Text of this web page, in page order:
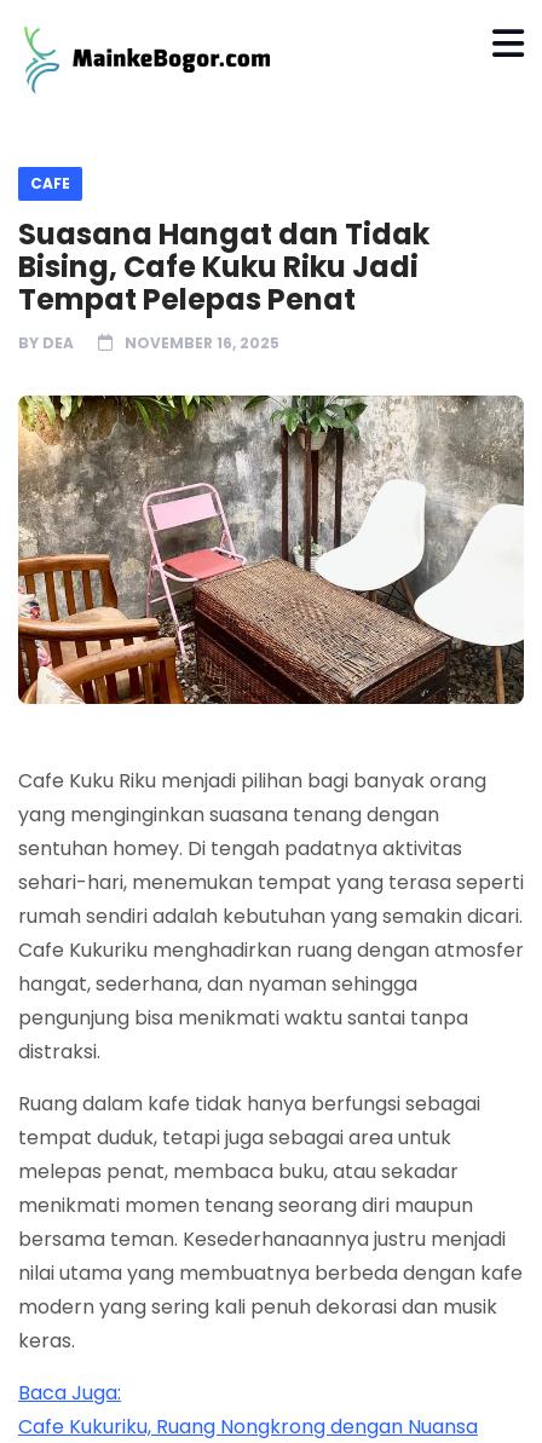
CAFE
Suasana Hangat dan Tidak
Bising, Cafe Kuku Riku Jadi
Tempat Pelepas Penat
BY DEA NOVEMBER 16, 2025
Cafe Kuku Riku menjadi pilihan bagi banyak orang
yang menginginkan suasana tenang dengan
sentuhan homey. Di tengah padatnya aktivitas
sehari-hari, menemukan tempat yang terasa seperti
rumah sendiri adalah kebutuhan yang semakin dicari.
Cafe Kukuriku menghadirkan ruang dengan atmosfer
hangat, sederhana, dan nyaman sehingga
pengunjung bisa menikmati waktu santai tanpa
distraksi.
Ruang dalam kafe tidak hanya berfungsi sebagai
tempat duduk, tetapi juga sebagai area untuk
melepas penat, membaca buku, atau sekadar
menikmati momen tenang seorang diri maupun
bersama teman. Kesederhanaannya justru menjadi
nilai utama yang membuatnya berbeda dengan kafe
modern yang sering kali penuh dekorasi dan musik
keras.
Baca Juga:
Cafe Kukuriku, Ruang Nongkrong dengan Nuansa